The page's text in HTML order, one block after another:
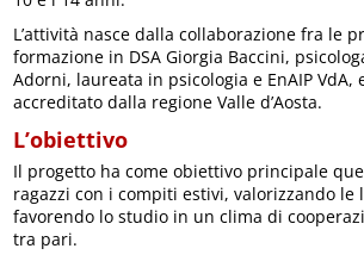
L’attività nasce dalla collaborazione fra le
formazione in DSA Giorgia Baccini,
Adorni, laureata in psicologia e EnAIP
accreditato dalla regione Valle d’Aosta.
L’obiettivo
Il progetto ha come obiettivo principale
ragazzi con i compiti estivi, valorizzando le
favorendo lo studio in un clima di
tra pari.